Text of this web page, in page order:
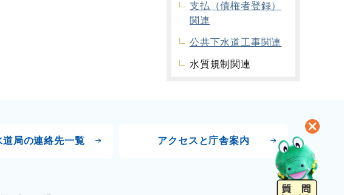
支払（債権者登録）
関連
公共下水道工事関連
水質規制関連
道局の連絡先一覧 アクセスと庁舎案内